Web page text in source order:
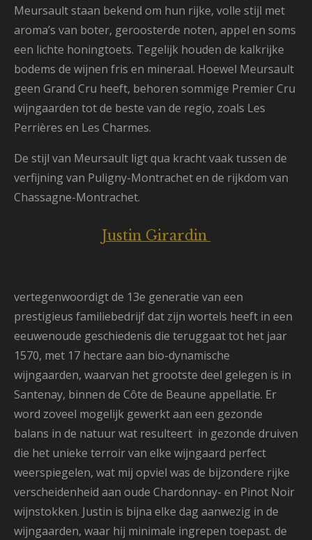
Meursault staan bekend om hun rijke, volle stijl met
aroma’s van boter, geroosterde noten, appel en soms
een lichte honingtoets. Tegelijk houden de kalkrijke
bodems de wijnen fris en mineraal. Hoewel Meursault
geen Grand Cru heeft, behoren sommige Premier Cru
wijngaarden tot de beste van de regio, zoals Les
Perrières en Les Charmes.
De stijl van Meursault ligt qua kracht vaak tussen de
verfijning van Puligny-Montrachet en de rijkdom van
Chassagne-Montrachet.
Justin Girardin
vertegenwoordigt de 13e generatie van een
prestigieus familiebedrijf dat zijn wortels heeft in een
eeuwenoude geschiedenis die teruggaat tot het jaar
1570, met 17 hectare aan bio-dynamische
wijngaarden, waarvan het grootste deel gelegen is in
Santenay, binnen de Côte de Beaune appellatie. Er
word zoveel mogelijk gewerkt aan een gezonde
balans in de natuur wat resulteert in gezonde druiven
die het unieke terroir van elke wijngaard perfect
weerspiegelen, wat mij opviel was de bijzondere rijke
verscheidenheid aan oude Chardonnay- en Pinot Noir
wijnstokken. Justin is bijna elke dag aanwezig in de
wijngaarden, waar hij minimale ingrepen toepast. de